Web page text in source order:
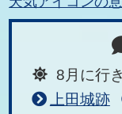
8月に行
上田城跡